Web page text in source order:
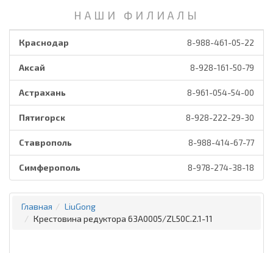
НАШИ ФИЛИАЛЫ
Краснодар 8-988-461-05-22
Аксай 8-928-161-50-79
Астрахань 8-961-054-54-00
Пятигорск 8-928-222-29-30
Ставрополь 8-988-414-67-77
Симферополь 8-978-274-38-18
Главная
LiuGong
Крестовина редуктора 63A0005/ZL50C.2.1-11